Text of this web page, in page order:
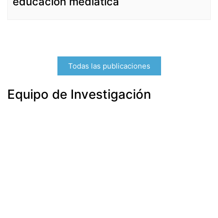
Público en el canal Autonómico Telemadrid, Director
Todas las publicaciones
Equipo de Investigación